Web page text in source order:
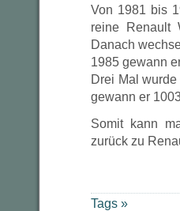
Von 1981 bis
reine Renault
Danach
1985 gewann
Drei Mal
gewann er
Somit kann
zurück zu
Tags »